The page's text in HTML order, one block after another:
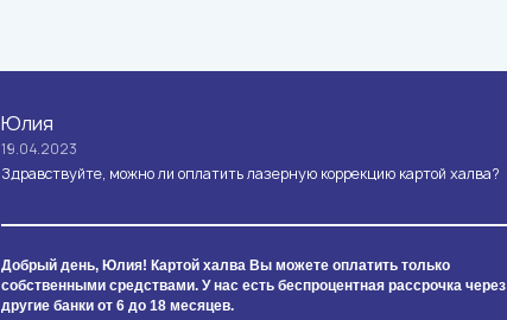
Юлия
19.04.2023
Здравствуйте, можно ли оплатить лазерную коррекцию картой халва?
Добрый день, Юлия! Картой халва Вы можете оплатить только
собственными средствами. У нас есть беспроцентная рассрочка через
другие банки от 6 до 18 месяцев.